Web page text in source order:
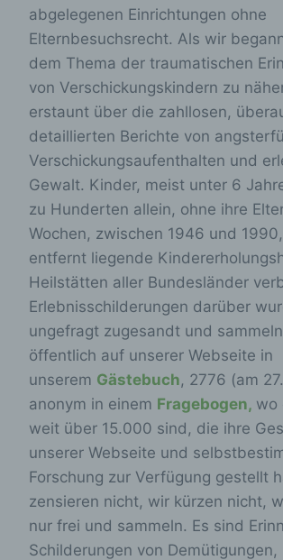
abgelegenen Einrichtungen ohne
Elternbesuchsrecht. Als wir
dem Thema der traumatischen
von Verschickungskindern zu
erstaunt über die zahllosen,
detaillierten Berichte von
Verschickungsaufenthalten und
Gewalt. Kinder, meist unter 6
zu Hunderten allein, ohne ihre
Wochen, zwischen 1946 und
entfernt liegende
Heilstätten aller Bundesländer
Erlebnisschilderungen darüber
ungefragt zugesandt und
öffentlich auf unserer Webseite in
unserem Gästebuch, 2776 (am
anonym in einem Fragebogen, wo
weit über 15.000 sind, die ihre
unserer Webseite und
Forschung zur Verfügung gestellt
zensieren nicht, wir kürzen nicht,
nur frei und sammeln. Es sind
Schilderungen von Demütigungen,